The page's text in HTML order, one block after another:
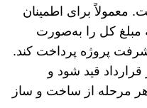
برای اطمینان
مبلغ کل را به‌صورت
پروژه پرداخت کند.
قید شود و
مرحله از ساخت و ساز